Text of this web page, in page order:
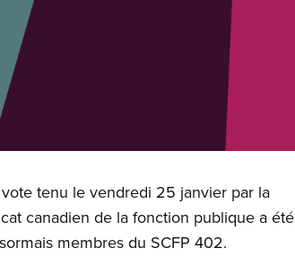
tenu le vendredi 25 janvier par la
canadien de la fonction publique a été
membres du SCFP 402.